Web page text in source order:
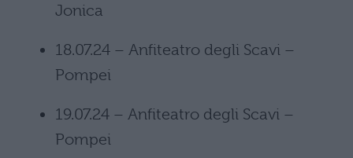
Jonica
18.07.24 – Anfiteatro degli Scavi –
Pompei
19.07.24 – Anfiteatro degli Scavi –
Pompei